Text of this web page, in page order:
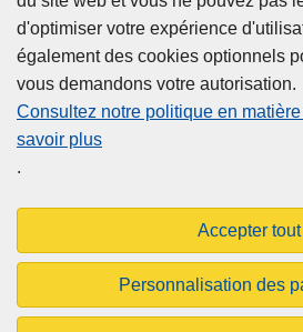
d'optimiser votre expérience
également des cookies optionnels
vous demandons votre autorisation.
Consultez notre politique en
savoir plus
.
Accepter tout
Personnalisation des
Cookies
Accessibilité
© 2026